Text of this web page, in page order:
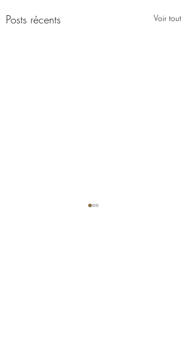
Posts récents Voir tout